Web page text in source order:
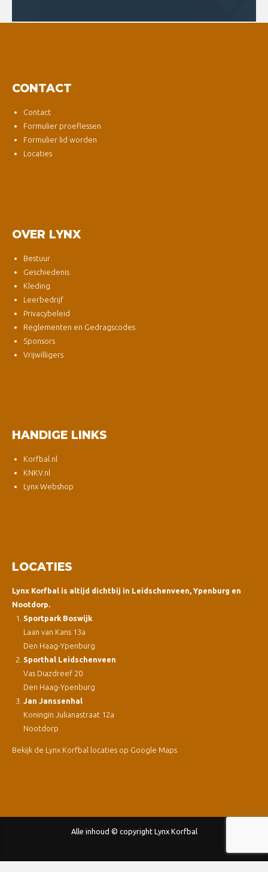
CONTACT
Contact
Formulier proeflessen
Formulier lid worden
Locaties
OVER LYNX
Bestuur
Geschiedenis
Kleding
Leerbedrijf
Privacybeleid
Reglementen en Gedragscodes
Sponsors
Vrijwilligers
HANDIGE LINKS
Korfbal.nl
KNKV.nl
Lynx Webshop
LOCATIES
Lynx Korfbal is altijd dichtbij in Leidschenveen, Ypenburg en
Nootdorp.
Sportpark Boswijk
Laan van Kans 13a
Den Haag-Ypenburg
Sporthal Leidschenveen
Vas Diazdreef 20
Den Haag-Ypenburg
Jan Janssenhal
Koningin Julianastraat 12a
Nootdorp
Bekijk de Lynx Korfbal locaties op Google Maps
Alle inhoud © copyright Lynx Korfbal